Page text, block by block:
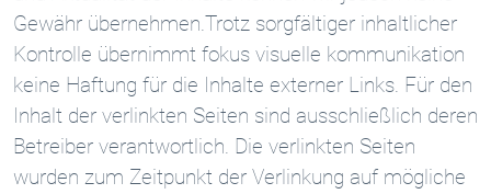
Gewähr übernehmen.Trotz sorgfältiger inhaltlicher
Kontrolle übernimmt fokus visuelle kommunikation
keine Haftung für die Inhalte externer Links. Für den
Inhalt der verlinkten Seiten sind ausschließlich deren
Betreiber verantwortlich. Die verlinkten Seiten
wurden zum Zeitpunkt der Verlinkung auf mögliche